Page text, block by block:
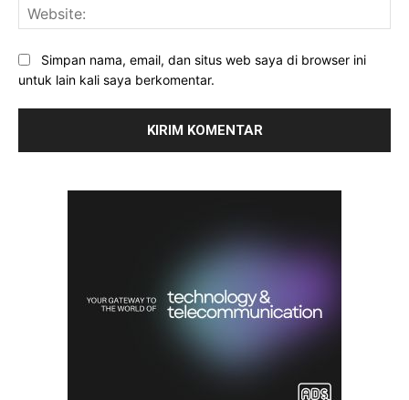
Simpan nama, email, dan situs web saya di browser ini
untuk lain kali saya berkomentar.